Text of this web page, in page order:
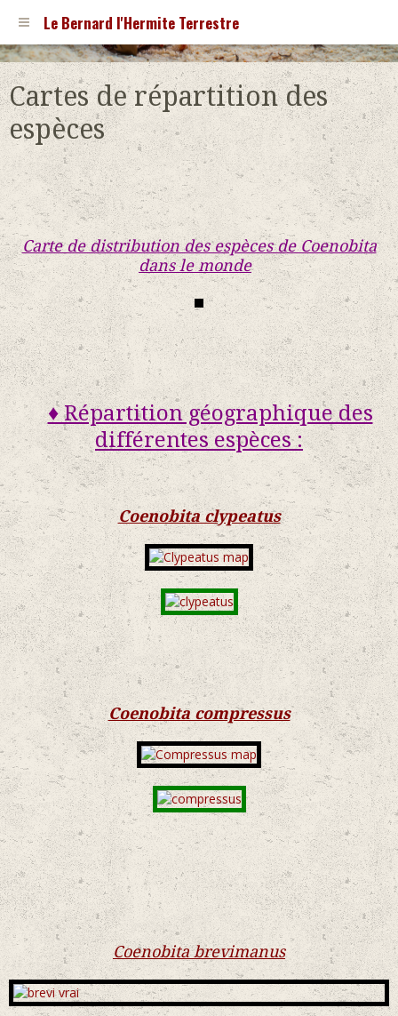
Le Bernard l'Hermite Terrestre
Cartes de répartition des
espèces
Carte de distribution des espèces de Coenobita
dans le monde
♦ Répartition géographique des
différentes espèces :
Coenobita clypeatus
Coenobita compressus
Coenobita brevimanus